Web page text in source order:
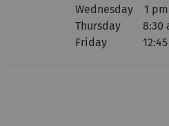
Wednesday 1
Thursday 8:30
Friday 12:45